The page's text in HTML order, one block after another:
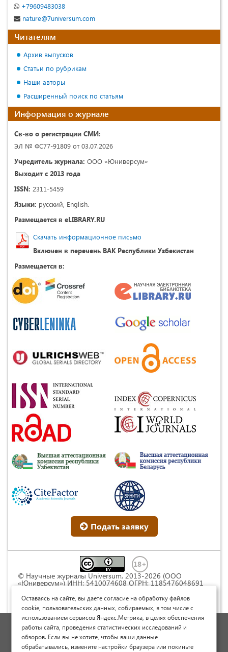
+79609483038
nature@7universum.com
Читателям
Архив выпусков
Статьи по рубрикам
Наши авторы
Расширенный поиск по статьям
Информация о журнале
Св-во о регистрации СМИ:
ЭЛ № ФС77-91809 от 03.07.2026
Учредитель журнала: ООО «Юниверсум»
Выходит с 2013 года
ISSN: 2311-5459
Языки: русский, English.
Размещается в eLIBRARY.RU
Скачать информационное письмо
Включен в перечень ВАК Республики Узбекистан
Размещается в:
Подать заявку
© Научные журналы Universum, 2013-2026 (ООО
«Юниверсум») ИНН: 5410074608 ОГРН: 1185476048691
Commons « Attribution» («Атрибуция») 4.0
Непортированная
Политика обработки персональных данных
Договор оферты
Оставаясь на сайте, вы даете согласие на обработку файлов
cookie, пользовательских данных, собираемых, в том числе с
использованием сервисов Яндекс.Метрика, в целях обеспечения
работы сайта, проведения статистических исследований и
обзоров. Если вы не хотите, чтобы ваши данные
обрабатывались, измените настройки браузера или покиньте